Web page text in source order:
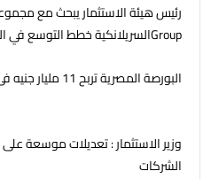
Groupالسريلانكية خطط التوسع في السوق المصرية
البورصة المصرية تربح 11 مليار جنيه فى ختام تعاملات الأسبوع
وزير الاستثمار : تعديلات موسعة على
الشركات